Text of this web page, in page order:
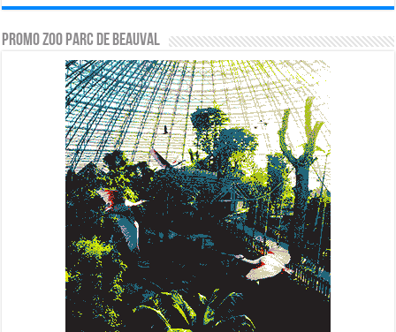
PROMO ZOO PARC DE BEAUVAL